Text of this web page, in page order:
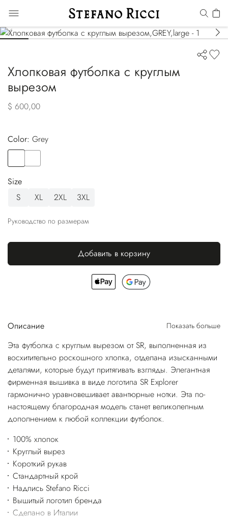
Хлопковая футболка с круглым
вырезом
$ 600,00
Color:
grey
Size
S
XL 2XL 3XL
Руководство по размерам
Добавить в корзину
Описание Показать больше
Эта футболка с круглым вырезом от SR, выполненная из
восхитительно роскошного хлопка, отделана изысканными
деталями, которые будут притягивать взгляды. Элегантная
фирменная вышивка в виде логотипа SR Explorer
гармонично уравновешивает авантюрные нотки. Эта по-
настоящему благородная модель станет великолепным
дополнением к любой коллекции футболок.
100% хлопок
Круглый вырез
Короткий рукав
Стандартный крой
Надпись Stefano Ricci
Вышитый логотип бренда
Сделано в Италии